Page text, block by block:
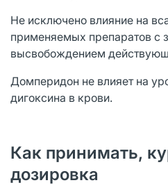
Не исключено влияние на
применяемых препаратов с
высвобождением
Домперидон не влияет на
дигоксина в крови.
Как принимать,
дозировка